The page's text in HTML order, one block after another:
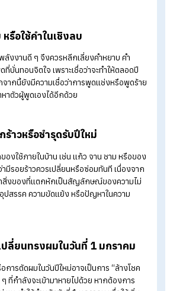
บ หรือใช้คำในเชิงลบ